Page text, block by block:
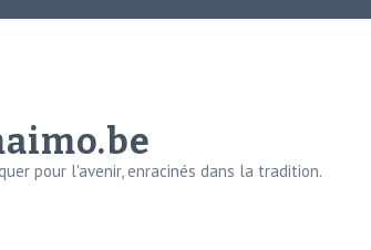
pour l'avenir, enracinés dans la tradition.